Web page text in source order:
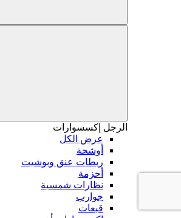
الرجل إكسسوارات
عرض الكل
أوشحة
ربطات عنق وبوشيت
أحزمة
نظارات شمسية
جوارب
قبعات